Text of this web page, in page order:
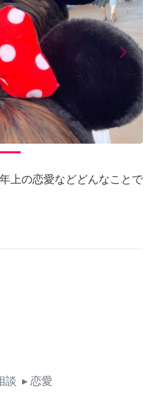
arrow_forward_ios
Next
上の恋愛などどんなことで
談 ▸ 恋愛